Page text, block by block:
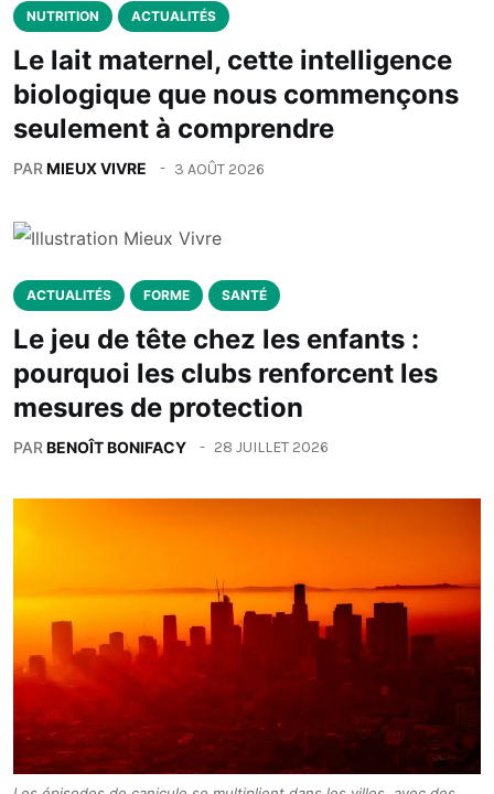
NUTRITION ACTUALITÉS
Le lait maternel, cette intelligence
biologique que nous commençons
seulement à comprendre
PARMIEUX VIVRE 3 AOÛT 2026
ACTUALITÉS FORME SANTÉ
Le jeu de tête chez les enfants :
pourquoi les clubs renforcent les
mesures de protection
PARBENOÎT BONIFACY 28 JUILLET 2026